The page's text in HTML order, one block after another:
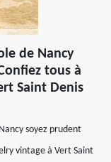
de Nancy
tous à
Saint Denis
soyez prudent
vintage à Vert Saint